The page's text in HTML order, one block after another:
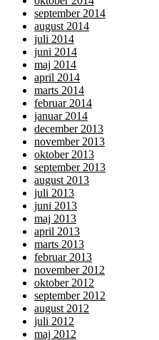
september 2014
august 2014
juli 2014
juni 2014
maj 2014
april 2014
marts 2014
februar 2014
januar 2014
december 2013
november 2013
oktober 2013
september 2013
august 2013
juli 2013
juni 2013
maj 2013
april 2013
marts 2013
februar 2013
november 2012
oktober 2012
september 2012
august 2012
juli 2012
maj 2012